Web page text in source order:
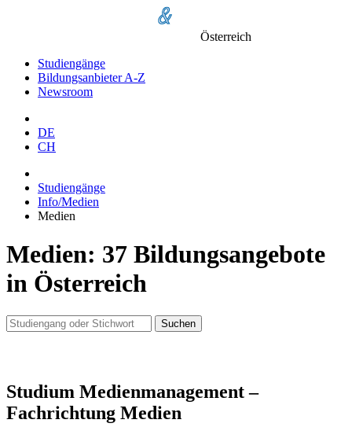
Österreich
Studiengänge
Bildungsanbieter A-Z
Newsroom
DE
CH
Studiengänge
Info/Medien
Medien
Medien: 37 Bildungsangebote
in Österreich
Suchen
Studium Medienmanagement –
Fachrichtung Medien